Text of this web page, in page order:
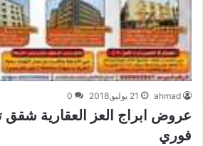
ahmad 21 يوليو,2018 0
عروض ابراج العز العقارية شقق
فوري